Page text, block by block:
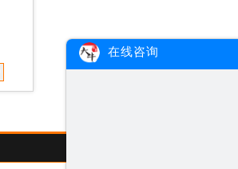
在线咨询